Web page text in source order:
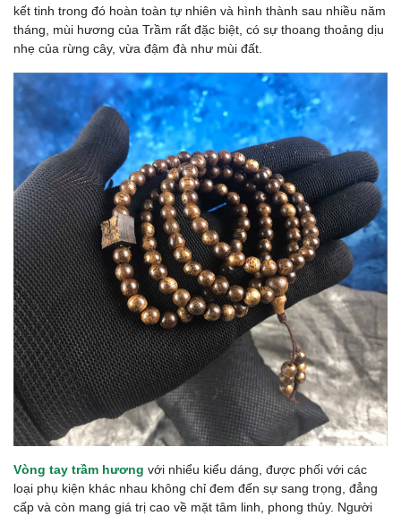
kết tinh trong đó hoàn toàn tự nhiên và hình thành sau nhiều năm
tháng, mùi hương của Trầm rất đặc biệt, có sự thoang thoảng dịu
nhẹ của rừng cây, vừa đậm đà như mùi đất.
Vòng tay trầm hương với nhiểu kiểu dáng, được phối với các
loại phụ kiện khác nhau không chỉ đem đến sự sang trọng, đẳng
cấp và còn mang giá trị cao về mặt tâm linh, phong thủy. Người